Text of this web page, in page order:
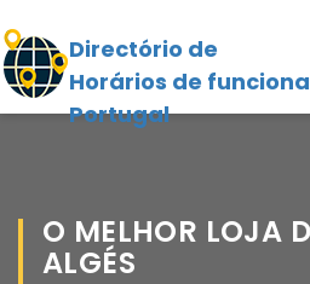
Directório de
Horários de
Portugal
O MELHOR LOJA
ALGÉS